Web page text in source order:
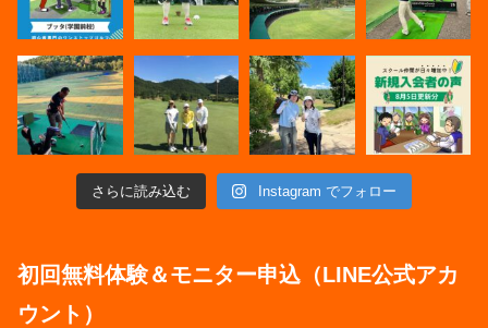
さらに読み込む Instagram でフォロー
初回無料体験＆モニター申込（LINE公式アカ
ウント）